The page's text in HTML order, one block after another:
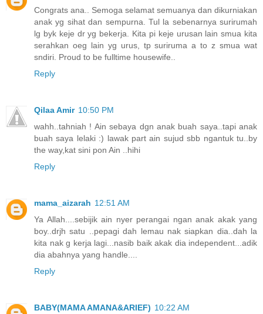
Congrats ana.. Semoga selamat semuanya dan dikurniakan
anak yg sihat dan sempurna. Tul la sebenarnya surirumah
lg byk keje dr yg bekerja. Kita pi keje urusan lain smua kita
serahkan oeg lain yg urus, tp suriruma a to z smua wat
sndiri. Proud to be fulltime housewife..
Reply
Qilaa Amir 10:50 PM
wahh..tahniah ! Ain sebaya dgn anak buah saya..tapi anak
buah saya lelaki :) lawak part ain sujud sbb ngantuk tu..by
the way,kat sini pon Ain ..hihi
Reply
mama_aizarah 12:51 AM
Ya Allah....sebijik ain nyer perangai ngan anak akak yang
boy..drjh satu ..pepagi dah lemau nak siapkan dia..dah la
kita nak g kerja lagi...nasib baik akak dia independent...adik
dia abahnya yang handle....
Reply
BABY(MAMA AMANA&ARIEF) 10:22 AM